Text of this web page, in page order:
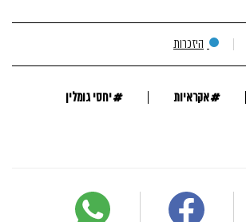
היזכרות
#אקראיות #יחסי גומלין